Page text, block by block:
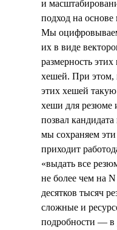
и
подход на
Мы
их в виде
размерность
хешей. При этом,
этих хешей
хеши для резюме
позвал
мы сохраняем
приходит
«выдать все
не более чем на
десятков тысяч
сложные и
подробности — в